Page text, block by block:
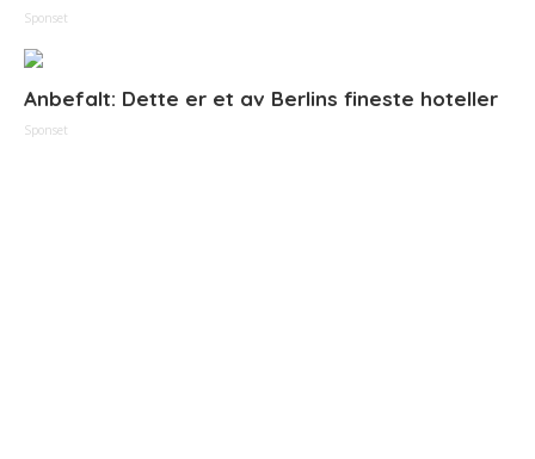
Sponset
Anbefalt: Dette er et av Berlins fineste hoteller
Sponset